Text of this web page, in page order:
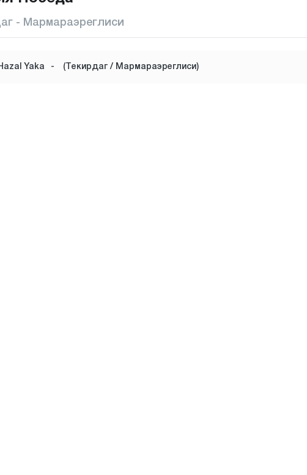
- Мармараэреглиси
Yaka - (Текирдаг / Мармараэреглиси)